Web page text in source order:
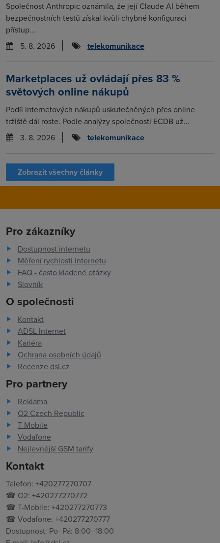
Společnost Anthropic oznámila, že její Claude AI během
bezpečnostních testů získal kvůli chybné konfiguraci
přístup...
5. 8. 2026
telekomunikace
Marketplaces už ovládají přes 83 %
světových online nákupů
Podíl internetových nákupů uskutečněných přes online
tržiště dál roste. Podle analýzy společnosti ECDB už...
3. 8. 2026
telekomunikace
Zobrazit všechny články
Pro zákazníky
Dostupnost internetu
Měření rychlosti internetu
FAQ - často kladené otázky
Slovník
O společnosti
Kontakt
ADSL Internet
Kariéra
Ochrana osobních údajů
Recenze dsl.cz
Pro partnery
Reklama
O2 Czech Republic
T-Mobile
Vodafone
Nejlevnější GSM tarify
Kontakt
Telefon: +420277270707
☎ O2: +420277270772
☎ T-Mobile: +420277270773
☎ Vodafone: +420277270777
Dostupnost: Po–Pá: 8:00–18:00